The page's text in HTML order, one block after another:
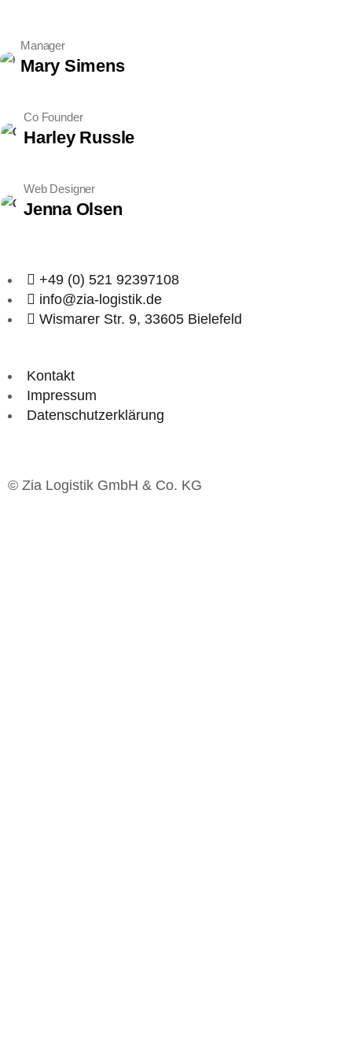
Manager
Mary Simens
Co Founder
Harley Russle
Web Designer
Jenna Olsen
+49 (0) 521 92397108
info@zia-logistik.de
Wismarer Str. 9, 33605 Bielefeld
Kontakt
Impressum
Datenschutzerklärung
© Zia Logistik GmbH & Co. KG